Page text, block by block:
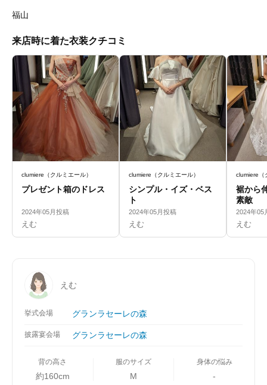
福山
来店時に着た衣装クチコミ
clumiere（クルミエール）
プレゼント箱のドレス
2024年05月投稿
えむ
clumiere（クルミエール）
シンプル・イズ・ベス
ト
2024年05月投稿
えむ
clumiere（
裾から
素敵
2024年05
えむ
えむ
挙式会場 グランラセーレの森
披露宴会場 グランラセーレの森
背の高さ
約160cm
服のサイズ
M
身体の悩み
-